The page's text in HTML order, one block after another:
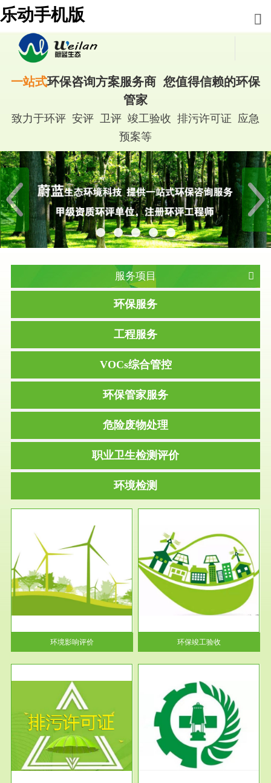
乐动手机版
一站式环保咨询方案服务商 您值得信赖的环保
管家
致力于环评 安评 卫评 竣工验收 排污许可证 应急
预案等
服务项目
环保服务
工程服务
VOCs综合管控
环保管家服务
危险废物处理
职业卫生检测评价
环境检测
环境影响评价
服务范围
环保竣工验收
根据《建设项目环境保护管理条
例》第十七条 编制环境影响报
告书、...
环保竣工验收
服务范围
应急预案
根据《中华人民共和国环境保护
法》第十九条 企业事业单位应